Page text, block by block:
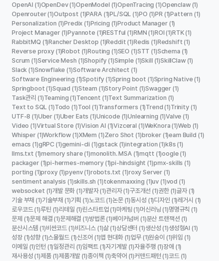
OpenAI (1)OpenDev (1)OpenModel (1)OpenTracing (1)Openclaw (1)
Openrouter (1)Outpost (1)PARA (1)PL/SQL (1)PO (1)PR (1)Pattern (1)
Personalization (1)Predix (1)Pricing (1)Product Manager (1)
Project Manager (1)Pyannote (1)RESTful (1)RMN (1)ROI (1)RTK (1)
RabbitMQ (1)Rancher Desktop (1)Reddit (1)Redis (1)Redshift (1)
Reverse proxy (1)Robot (1)Routing (1)SEO (1)STT (1)Schema (1)
Scrum (1)Service Mesh (1)Shopify (1)Simple (1)Skill (1)SkillClaw (1)
Slack (1)Snowflake (1)Software Architect (1)
Software Engineering (1)Spotify (1)Spring boot (1)Spring Native (1)
Springboot (1)Squad (1)Steam (1)Story Point (1)Swagger (1)
Task관리 (1)Teaming (1)Tencent (1)Text Summarization (1)
Text to SQL (1)Todo (1)Tool (1)Transformers (1)Trend (1)Trinity (1)
UTF-8 (1)Uber (1)Uber Eats (1)Unicode (1)Unlearning (1)Valve (1)
Video (1)Virtual Store (1)Vision AI (1)Vizceral (1)WeKnora (1)Web (1)
Whisper (1)Workflow (1)XMem (1)Zero Shot (1)broker (1)eam Build (1)
emacs (1)gRPC (1)gemini-cli (1)gstack (1)integration (1)k8s (1)
llms.txt (1)memory share (1)monolith. MSA (1)mqtt (1)oogle (1)
packager (1)pi-hermes-memory (1)pi-hindsight (1)pmx-skills (1)
porting (1)proxy (1)pyenv (1)robots.txt (1)roxy Server (1)
sentiment analysis (1)skills.sh (1)tokenmaxxing (1)uv (1)vod (1)
websocket (1)개발 문화 (1)개발자 (1)관리자 (1)구조개선 (1)권한 (1)글자 (1)
기술 부채 (1)기술부채 (1)기획 (1)노코드 (1)논문 (1)동시성 (1)디자인 (1)레거시 (1)
로우코드 (1)루틴 (1)리테일 (1)린스타트업 (1)마케팅 (1)머신러닝 (1)명명규칙 (1)
문제 (1)문제 해결 (1)문제해결 (1)방법론 (1)베이커넘버 (1)분산 트랜잭션 (1)
분산시스템 (1)비싼코드 (1)비즈니스 (1)삶 (1)상담센터 (1)생산성 (1)생성형AI (1)
성장 (1)성향 (1)스몰월드 (1)신조어 (1)앱 현대화 (1)업무 (1)원숭이 (1)위임 (1)
이메일 (1)인턴 (1)일정관리 (1)임팩트 (1)자기계발 (1)자율주행 (1)장애 (1)
재사용성 (1)제품 (1)제품개발 (1)종이책 (1)축약어 (1)커맨드패턴 (1)코드 (1)